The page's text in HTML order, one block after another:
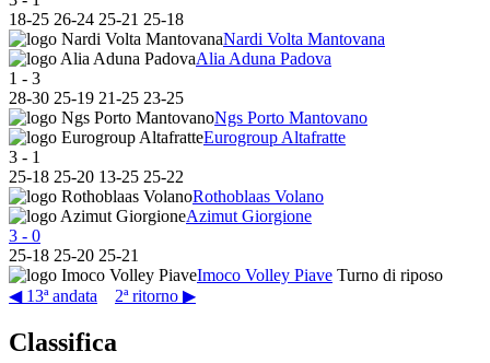
18-25 26-24 25-21 25-18
Nardi Volta Mantovana
Alia Aduna Padova
1 - 3
28-30 25-19 21-25 23-25
Ngs Porto Mantovano
Eurogroup Altafratte
3 - 1
25-18 25-20 13-25 25-22
Rothoblaas Volano
Azimut Giorgione
3 - 0
25-18 25-20 25-21
Imoco Volley Piave Turno di riposo
◀ 13ª andata
2ª ritorno ▶
Classifica